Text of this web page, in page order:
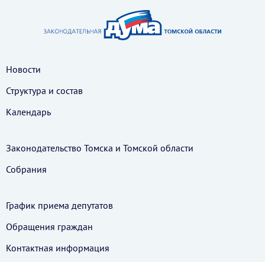
Новости
Структура и состав
Календарь
Законодательство Томска и Томской области
Собрания
График приема депутатов
Обращения граждан
Контактная информация